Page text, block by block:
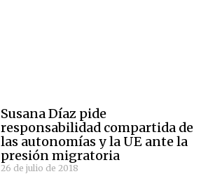
Susana Díaz pide
responsabilidad compartida de
las autonomías y la UE ante la
presión migratoria
26 de julio de 2018